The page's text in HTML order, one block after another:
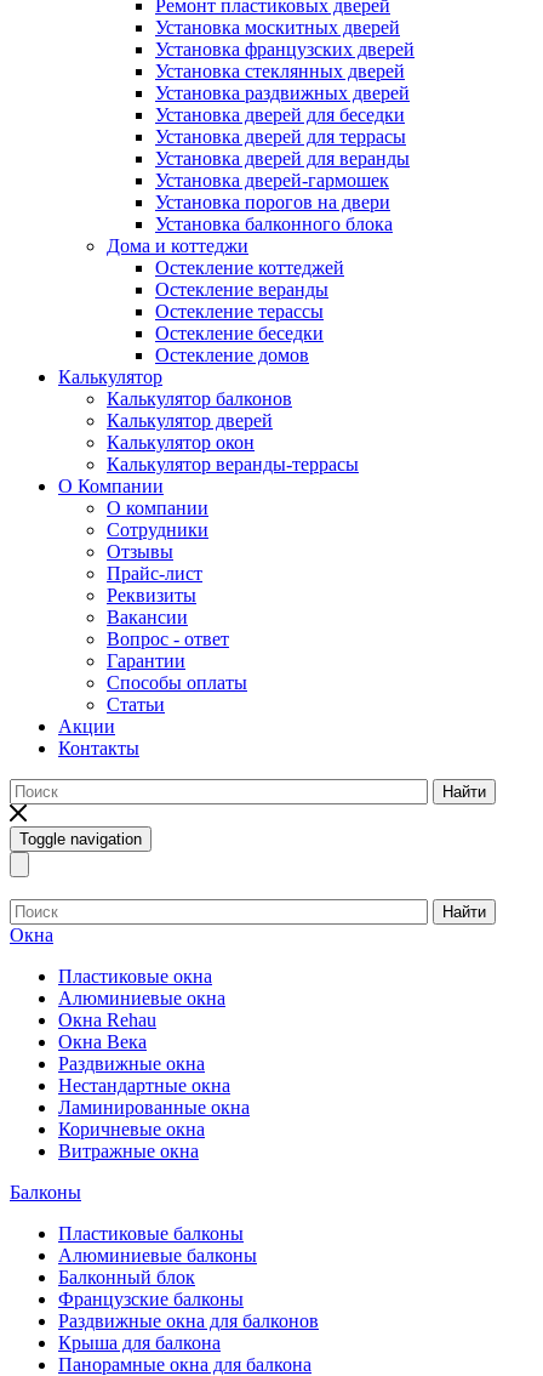
Ремонт пластиковых дверей
Установка москитных дверей
Установка французских дверей
Установка стеклянных дверей
Установка раздвижных дверей
Установка дверей для беседки
Установка дверей для террасы
Установка дверей для веранды
Установка дверей-гармошек
Установка порогов на двери
Установка балконного блока
Дома и коттеджи
Остекление коттеджей
Остекление веранды
Остекление терассы
Остекление беседки
Остекление домов
Калькулятор
Калькулятор балконов
Калькулятор дверей
Калькулятор окон
Калькулятор веранды-террасы
О Компании
О компании
Сотрудники
Отзывы
Прайс-лист
Реквизиты
Вакансии
Вопрос - ответ
Гарантии
Способы оплаты
Статьи
Акции
Контакты
Найти
Toggle navigation
Найти
Окна
Пластиковые окна
Алюминиевые окна
Окна Rehau
Окна Века
Раздвижные окна
Нестандартные окна
Ламинированные окна
Коричневые окна
Витражные окна
Балконы
Пластиковые балконы
Алюминиевые балконы
Балконный блок
Французские балконы
Раздвижные окна для балконов
Крыша для балкона
Панорамные окна для балкона